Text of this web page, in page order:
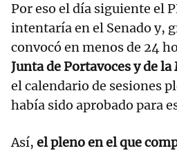
Por eso el día siguiente el
intentaría en el Senado y,
convocó en menos de 24
Junta de Portavoces y de la
el calendario de sesiones
había sido aprobado para
Así, el pleno en el que